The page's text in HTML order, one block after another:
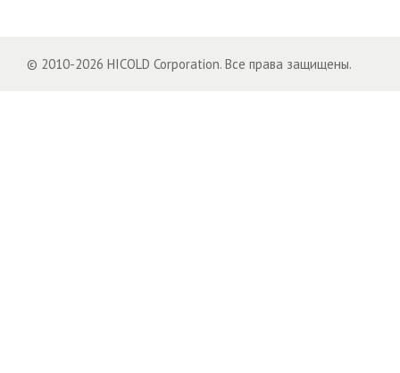
© 2010-2026 HICOLD Corporation. Все права защищены.